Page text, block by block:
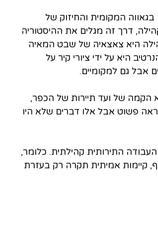
המקומית והחיזוק של
דרך זה מגלים את ההיסטוריה
היא צאצאיה של שבט המאיה
היא על ידי ציורי קיר על
אבל גם למקומיים.
הקמה של ועד תיירות של הכפר,
פשוט אבל אלו דברים שלא היו
העבודה התירותית קהילתית. כלומר,
קיימות אמיתית תקרה רק בעזרת